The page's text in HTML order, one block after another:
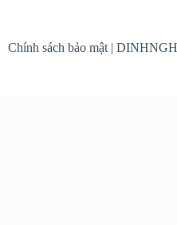
Chính sách bảo mật |